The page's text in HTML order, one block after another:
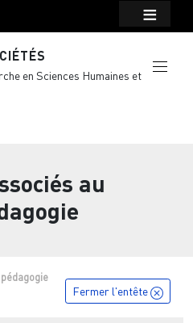
en Sciences Humaines et
au
pédagogie
Fermer l'entête